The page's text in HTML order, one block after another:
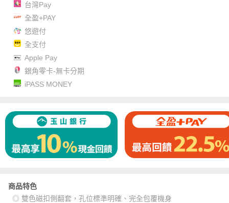
台灣Pay
全盈+PAY
悠遊付
全支付
Apple Pay
銀角零卡-無卡分期
iPASS MONEY
商品特色
◎ 雙色磁扣側翻套，孔位標準明確、完全包覆機身